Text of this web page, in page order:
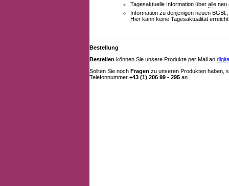
Tagesaktuelle Information über alle neu
Information zu denjenigen neuen
Hier kann keine Tagesaktualität
Bestellung
Bestellen können Sie unsere Produkte per Mail an
Sollten Sie noch Fragen zu unseren Produkten haben,
Telefonnummer +43 (1) 206 99 - 295 an.